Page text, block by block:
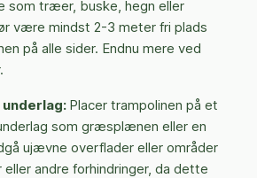
som træer, buske, hegn eller
være mindst 2-3 meter fri plads
på alle sider. Endnu mere ved
Placer trampolinen på et
som græsplænen eller en
ujævne overflader eller områder
andre forhindringer, da dette